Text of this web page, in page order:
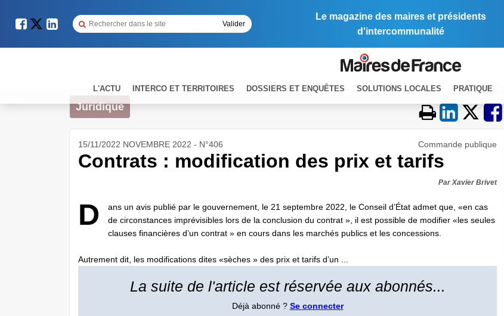
Le magazine des maires et présidents
d'intercommunalité
L'ACTU INTERCO ET TERRITOIRES DOSSIERS ET ENQUÊTES SOLUTIONS LOCALES PRATIQUE
Juridique
15/11/2022 NOVEMBRE 2022 - N°406 Commande publique
Contrats : modification des prix et tarifs
Par Xavier Brivet
D
ans un avis publié par le gouvernement, le 21 septembre 2022, le Conseil d’État admet que, «en cas
de circonstances imprévisibles lors de la conclusion du contrat », il est possible de modifier «les seules
clauses financières d’un contrat » en cours dans les marchés publics et les concessions.
Autrement dit, les modifications dites «sèches » des prix et tarifs d’un ...
La suite de l'article est réservée aux abonnés...
Déjà abonné ? Se connecter